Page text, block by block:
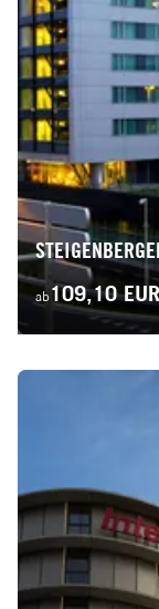
ab 109,10 EUR